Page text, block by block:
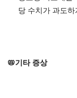
당 수치가 과도
📛기타 증상